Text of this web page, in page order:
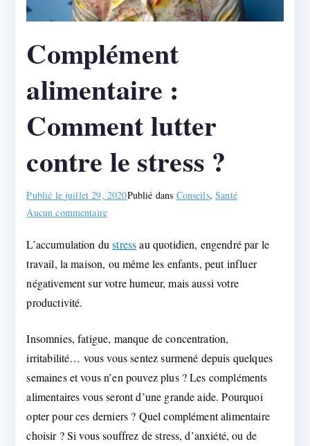
Complément
alimentaire :
Comment lutter
contre le stress ?
Publié lejuillet 29, 2020Publié dans Conseils,Santé
Aucun commentairesur
alimentaire
:
Comment
L’accumulation dustressau quotidien, engendré par le
travail, la maison, ou même les enfants, peut influer
négativement sur votre humeur, mais aussi votre
productivité.
Insomnies, fatigue, manque de concentration,
irritabilité… vous vous sentez surmené depuis quelques
semaines et vous n’en pouvez plus ? Les compléments
alimentaires vous seront d’une grande aide. Pourquoi
opter pour ces derniers ? Quel complément alimentaire
choisir ? Si vous souffrez de stress, d’anxiété, ou de